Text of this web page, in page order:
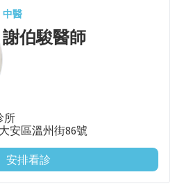
中醫
謝伯駿醫師
所
安區溫州街86號
安排看診